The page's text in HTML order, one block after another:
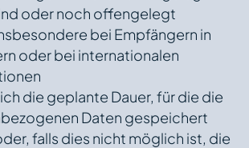
oder noch offengelegt
bei Empfängern in
oder bei internationalen
die geplante Dauer, für die die
Daten gespeichert
falls dies nicht möglich ist, die